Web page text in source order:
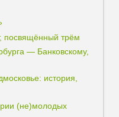
посвящённый трём
— Банковскому,
история,
(не)молодых